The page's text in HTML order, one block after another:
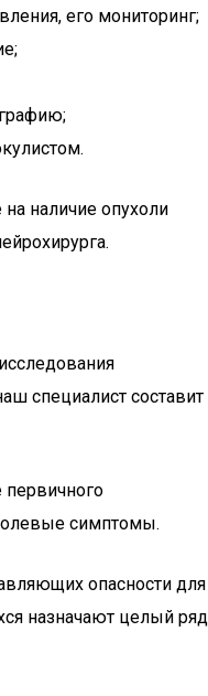
его мониторинг;
наличие опухоли
специалист составит
первичного
симптомы.
опасности для
назначают целый ряд